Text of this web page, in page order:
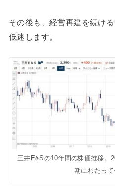
その後も、経営再建を続け
低迷します。
三井E&Sの10年間の株価推移。
期にわたって